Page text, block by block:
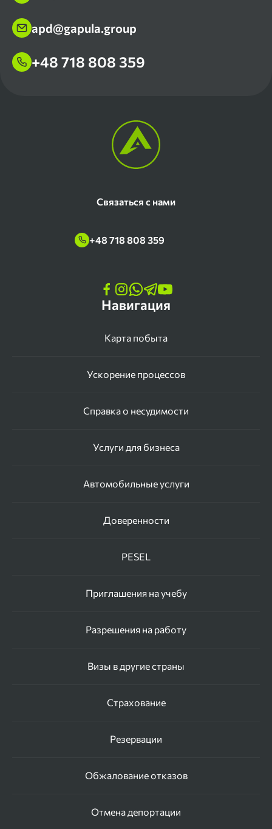
apd@gapula.group
+48 718 808 359
Связаться с нами
+48 718 808 359
Навигация
Карта побыта
Услуги для бизнеса
PESEL
Визы в другие страны
Обжалование отказов
Ускорение процессов
Автомобильные услуги
Приглашения на учебу
Страхование
Отмена депортации
Справка о несудимости
Доверенности
Разрешения на работу
Резервации